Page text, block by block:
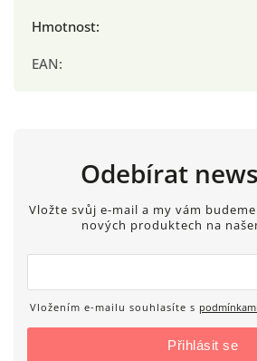
Hmotnost:
EAN:
Odebírat
Vložte svůj e-mail a my vám
nových produktech na
Vložením e-mailu souhlasíte s
Přihlásit se